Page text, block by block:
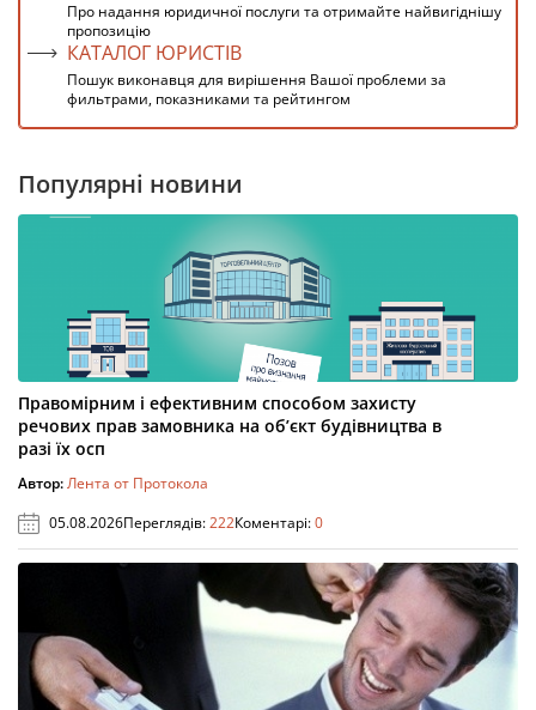
Про надання юридичної послуги та отримайте найвигіднішу
пропозицію
КАТАЛОГ ЮРИСТІВ
Пошук виконавця для вирішення Вашої проблеми за
фильтрами, показниками та рейтингом
Популярні новини
Правомірним і ефективним способом захисту
речових прав замовника на об’єкт будівництва в
разі їх осп
Автор:Лента от Протокола
05.08.2026Переглядів:222Коментарі:0